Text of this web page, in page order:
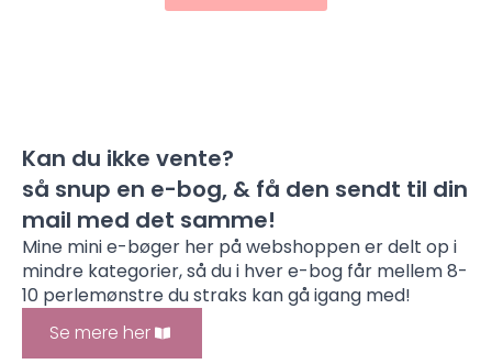
Kan du ikke vente?
så snup en e-bog, & få den sendt til din
mail med det samme!
Mine mini e-bøger her på webshoppen er delt op i
mindre kategorier, så du i hver e-bog får mellem 8-
10 perlemønstre du straks kan gå igang med!
Se mere her